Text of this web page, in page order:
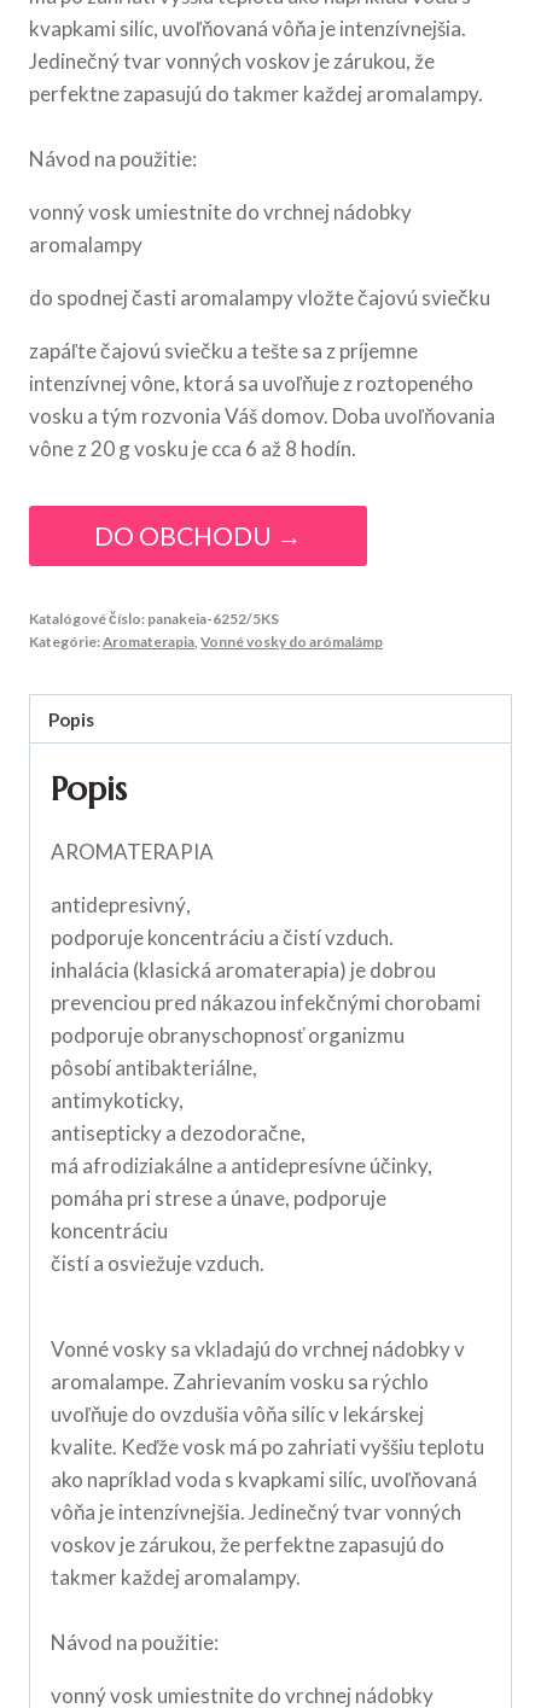
kvapkami silíc, uvoľňovaná vôňa je intenzívnejšia.
Jedinečný tvar vonných voskov je zárukou, že
perfektne zapasujú do takmer každej aromalampy.
Návod na použitie:
vonný vosk umiestnite do vrchnej nádobky
aromalampy
do spodnej časti aromalampy vložte čajovú sviečku
zapáľte čajovú sviečku a tešte sa z príjemne
intenzívnej vône, ktorá sa uvoľňuje z roztopeného
vosku a tým rozvonia Váš domov. Doba uvoľňovania
vône z 20 g vosku je cca 6 až 8 hodín.
DO OBCHODU →
Katalógové číslo: panakeia-6252/5KS
Kategórie:Aromaterapia Vonné vosky do arómalámp
Popis
Popis
AROMATERAPIA
antidepresivný,
podporuje koncentráciu a čistí vzduch.
inhalácia (klasická aromaterapia) je dobrou
prevenciou pred nákazou infekčnými chorobami
podporuje obranyschopnosť organizmu
pôsobí antibakteriálne,
antimykoticky,
antisepticky a dezodoračne,
má afrodiziakálne a antidepresívne účinky,
pomáha pri strese a únave, podporuje
koncentráciu
čistí a osviežuje vzduch.
Vonné vosky sa vkladajú do vrchnej nádobky v
aromalampe. Zahrievaním vosku sa rýchlo
uvoľňuje do ovzdušia vôňa silíc v lekárskej
kvalite. Keďže vosk má po zahriati vyššiu teplotu
ako napríklad voda s kvapkami silíc, uvoľňovaná
vôňa je intenzívnejšia. Jedinečný tvar vonných
voskov je zárukou, že perfektne zapasujú do
takmer každej aromalampy.
Návod na použitie:
vonný vosk umiestnite do vrchnej nádobky